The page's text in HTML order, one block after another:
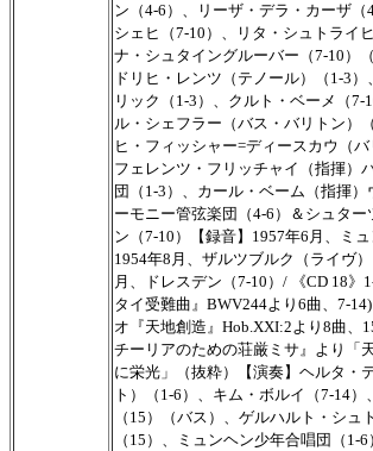
ン（4-6）、リーザ・デラ・カーザ（
シェヒ（7-10）、リタ・シュトライ
ナ・シュタイングルーバー（7-10）
ドリヒ・レンツ（テノール）（1-3
リック（1-3）、クルト・ベーメ（7-
ル・シェフラー（バス・バリトン）
ヒ・フィッシャー=ディースカウ（バ
フェレンツ・フリッチャイ（指揮）
団（1-3）、カール・ベーム（指揮
ーモニー管弦楽団（4-6）＆シュタ
ン（7-10）【録音】1957年6月、ミュ
1954年8月、ザルツブルク（ライヴ
月、ドレスデン（7-10）/ 《CD 18》
タイ受難曲』BWV244より6曲、7-
オ『天地創造』Hob.XXI:2より8曲、
チーリアのための荘厳ミサ』より「
に栄光」（抜粋）【演奏】ヘルタ・
ト）（1-6）、キム・ボルイ（7-14
（15）（バス）、ゲルハルト・シュ
（15）、ミュンヘン少年合唱団（1-